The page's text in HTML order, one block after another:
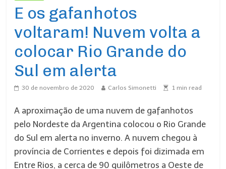
E os gafanhotos
voltaram! Nuvem volta a
colocar Rio Grande do
Sul em alerta
30 de novembro de 2020 Carlos Simonetti 1 min read
A aproximação de uma nuvem de gafanhotos
pelo Nordeste da Argentina colocou o Rio Grande
do Sul em alerta no inverno. A nuvem chegou à
província de Corrientes e depois foi dizimada em
Entre Rios, a cerca de 90 quilômetros a Oeste de